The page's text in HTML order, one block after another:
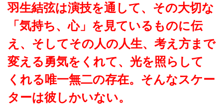
羽生結弦は演技を通して、その大切な
「気持ち、心」を見ているものに伝
え、そしてその人の人生、考え方まで
変える勇気をくれて、光を照らして
くれる唯一無二の存在。そんなスケー
ターは彼しかいない。